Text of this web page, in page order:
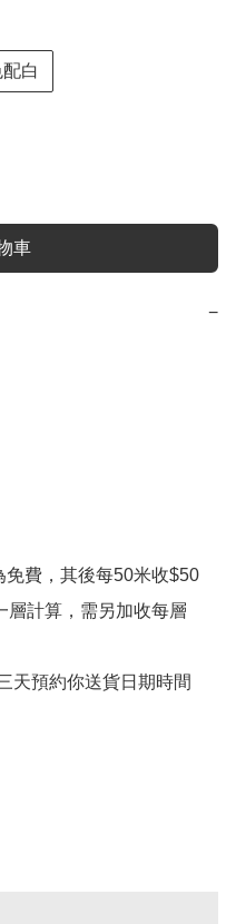
白
車
−
費，其後每50米收$50
層計算，需另加收每層
天預約你送貨日期時間